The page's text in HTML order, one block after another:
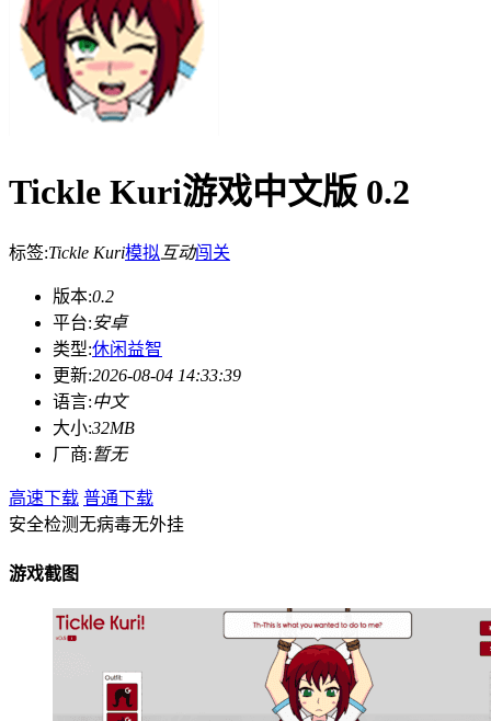
Tickle Kuri游戏中文版 0.2
标签:Tickle Kuri模拟 互动闯关
版本:0.2
平台:安卓
类型:休闲益智
更新:2026-08-04 14:33:39
语言:中文
大小:32MB
厂商:暂无
高速下载 普通下载
安全检测无病毒无外挂
游戏截图